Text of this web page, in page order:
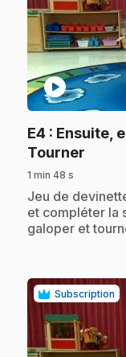
play_circle
E4 : Ensuite,
Tourner
1 min 48 s
.Jeu de
et compléter la
galoper et
Subscription